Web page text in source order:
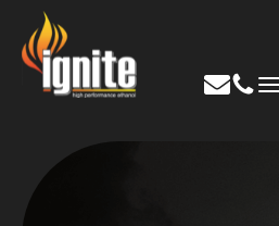
contenido